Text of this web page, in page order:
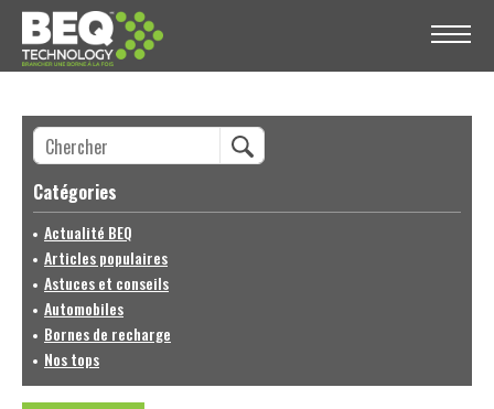
Catégories
Actualité BEQ
Articles populaires
Astuces et conseils
Automobiles
Bornes de recharge
Nos tops